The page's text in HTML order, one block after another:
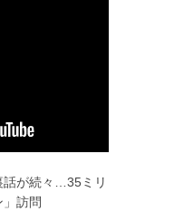
話が続々…35ミリ
訪問